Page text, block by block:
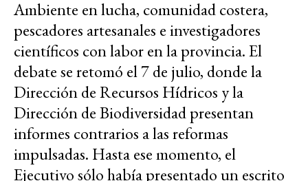
Ambiente en lucha, comunidad costera,
pescadores artesanales e investigadores
científicos con labor en la provincia. El
debate se retomó el 7 de julio, donde la
Dirección de Recursos Hídricos y la
Dirección de Biodiversidad presentan
informes contrarios a las reformas
impulsadas. Hasta ese momento, el
Ejecutivo sólo había presentado un escrito